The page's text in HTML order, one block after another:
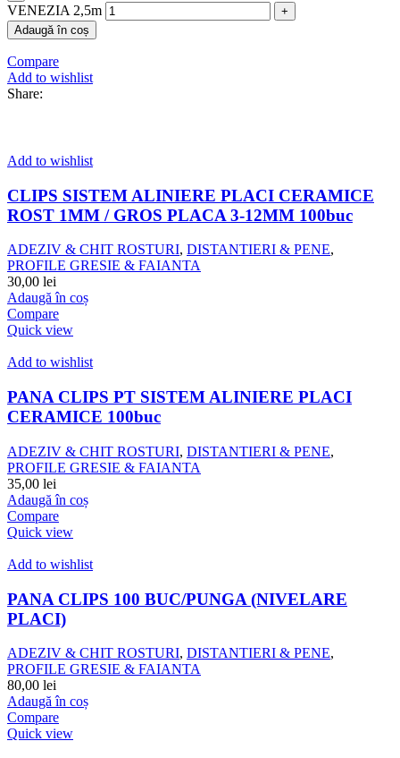
VENEZIA 2,5m
Adaugă în coș
Compare
Add to wishlist
Share:
Add to wishlist
CLIPS SISTEM ALINIERE PLACI CERAMICE
ROST 1MM / GROS PLACA 3-12MM 100buc
ADEZIV & CHIT ROSTURI, DISTANTIERI & PENE,
PROFILE GRESIE & FAIANTA
30,00 lei
Adaugă în coș
Compare
Quick view
Add to wishlist
PANA CLIPS PT SISTEM ALINIERE PLACI
CERAMICE 100buc
ADEZIV & CHIT ROSTURI, DISTANTIERI & PENE,
PROFILE GRESIE & FAIANTA
35,00 lei
Adaugă în coș
Compare
Quick view
Add to wishlist
PANA CLIPS 100 BUC/PUNGA (NIVELARE
PLACI)
ADEZIV & CHIT ROSTURI, DISTANTIERI & PENE,
PROFILE GRESIE & FAIANTA
80,00 lei
Adaugă în coș
Compare
Quick view